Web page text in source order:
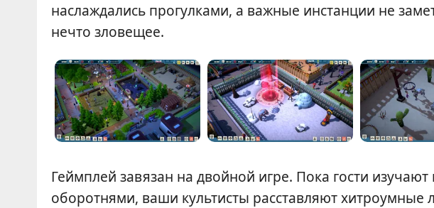
наслаждались прогулками, а важные инстанции не
нечто зловещее.
Геймплей завязан на двойной игре. Пока гости
оборотнями, ваши культисты расставляют